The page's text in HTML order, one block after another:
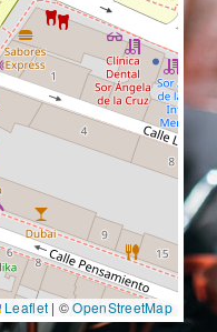
Leaflet | ©OpenStreetMap